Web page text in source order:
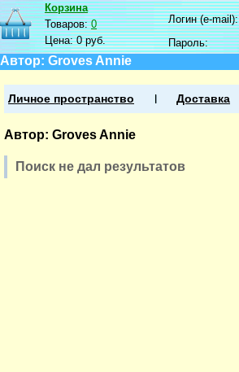
Корзина
Товаров:0
Цена:0 руб.
Логин (e-mail):
Пароль:
Автор: Groves Annie
Личное пространство Доставка
Автор: Groves Annie
Поиск не дал результатов